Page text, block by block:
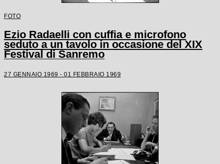
FOTO
Ezio Radaelli con cuffia e microfono
seduto a un tavolo in occasione del XIX
Festival di Sanremo
27 GENNAIO 1969 - 01 FEBBRAIO 1969